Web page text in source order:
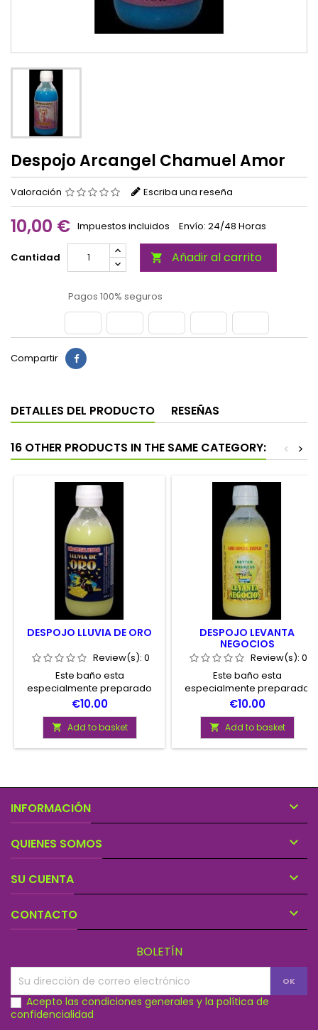
Despojo Arcangel Chamuel Amor
Valoración Escriba una reseña
10,00 € Impuestos incluidos Envío: 24/48 Horas
Cantidad  Añadir al carrito
Pagos 100% seguros
Compartir
DETALLES DEL PRODUCTO RESEÑAS
16 OTHER PRODUCTS IN THE SAME CATEGORY: >
<
DESPOJO LLUVIA DE ORO
Review(s): 0
Este baño esta
especialmente preparado
para atraer la riquezas, la
suerte y fortuna.
Price
€10.00
 Add to basket
DESPOJO LEVANTA
NEGOCIOS
Review(s): 0
Este baño esta
especialmente preparado
para mejorar las ventas en
su negocio, asi como crear
armonian entre el personal.
Price
€10.00
 Add to basket
INFORMACIÓN 
QUIENES SOMOS 
SU CUENTA 
CONTACTO 
BOLETÍN
Acepto las condiciones generales y la política de
confidencialidad